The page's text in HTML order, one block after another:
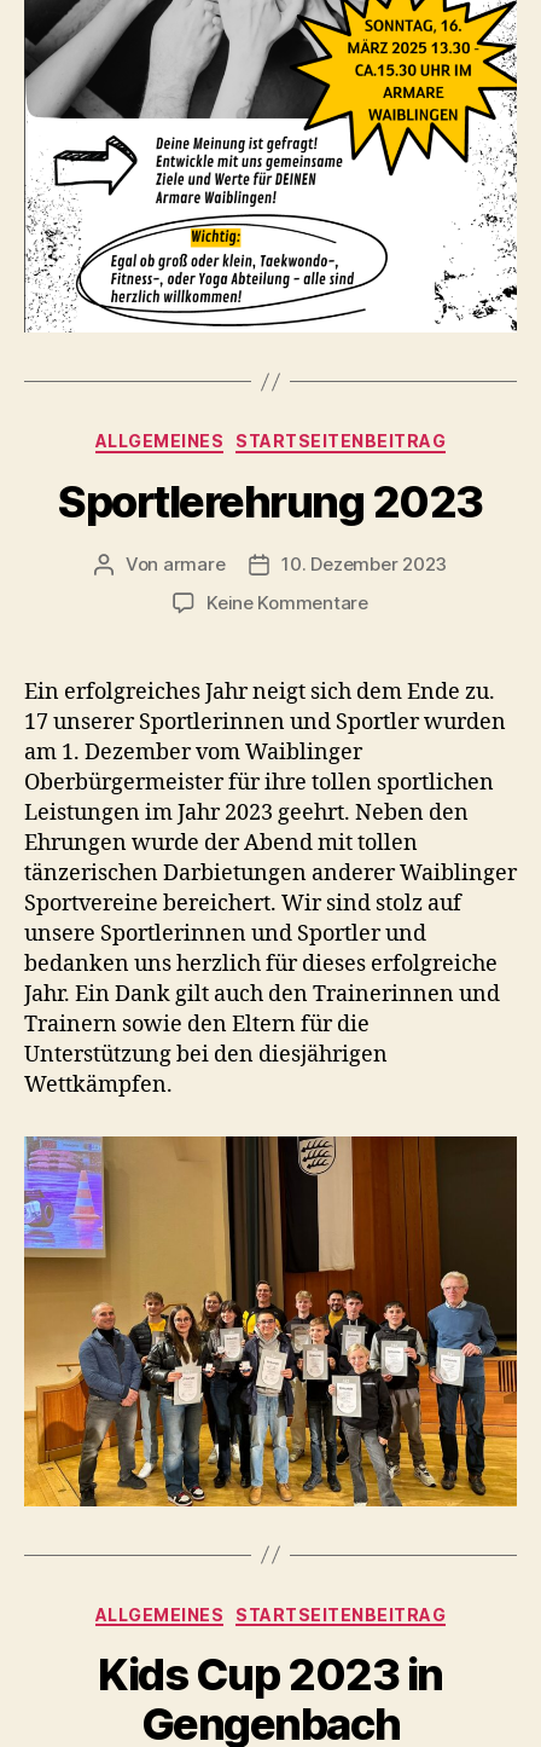
Kategorien
ALLGEMEINES STARTSEITENBEITRAG
Sportlerehrung 2023
Beitragsautor
Von armare Beitragsdatum
10. Dezember 2023
Keine Kommentarezu
Ein erfolgreiches Jahr neigt sich dem Ende zu.
17 unserer Sportlerinnen und Sportler wurden
am 1. Dezember vom Waiblinger
Oberbürgermeister für ihre tollen sportlichen
Leistungen im Jahr 2023 geehrt. Neben den
Ehrungen wurde der Abend mit tollen
tänzerischen Darbietungen anderer Waiblinger
Sportvereine bereichert. Wir sind stolz auf
unsere Sportlerinnen und Sportler und
bedanken uns herzlich für dieses erfolgreiche
Jahr. Ein Dank gilt auch den Trainerinnen und
Trainern sowie den Eltern für die
Unterstützung bei den diesjährigen
Wettkämpfen.
Kategorien
ALLGEMEINES STARTSEITENBEITRAG
Kids Cup 2023 in
Gengenbach